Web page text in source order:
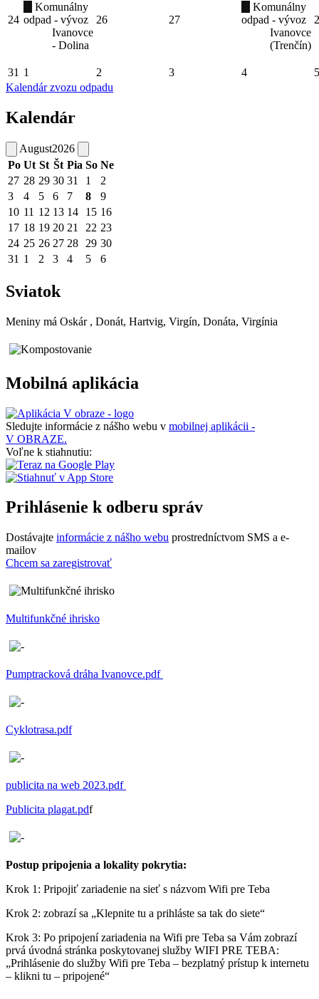
24
Komunálny
odpad - vývoz
Ivanovce
- Dolina
26 27
Komunálny
odpad - vývoz
Ivanovce
(Trenčín)
31 1 2 3 4
5
Kalendár zvozu odpadu
Kalendár
August2026
Po Ut St Št Pia So Ne
27 28 29 30 31 1
2
3
4 5 6 7 8
9
10 11 12 13 14 15 16
17 18 19 20 21 22 23
24 25 26 27 28 29 30
31 1 2 3 4 5 6
Sviatok
Meniny má Oskár , Donát, Hartvig, Virgín, Donáta, Virgínia
Mobilná aplikácia
Sledujte informácie z nášho webu v mobilnej aplikácii -
V OBRAZE.
Voľne k stiahnutiu:
Prihlásenie k odberu správ
Dostávajte informácie z nášho webu prostredníctvom SMS a e-
mailov
Chcem sa zaregistrovať
Multifunkčné ihrisko
Pumptracková dráha Ivanovce.pdf
Cyklotrasa.pdf
publicita na web 2023.pdf
Publicita plagat.pdf
Postup pripojenia a lokality pokrytia:
Krok 1: Pripojiť zariadenie na sieť s názvom Wifi pre Teba
Krok 2: zobrazí sa „Klepnite tu a prihláste sa tak do siete“
Krok 3: Po pripojení zariadenia na Wifi pre Teba sa Vám zobrazí
prvá úvodná stránka poskytovanej služby WIFI PRE TEBA:
„Prihlásenie do služby Wifi pre Teba – bezplatný prístup k internetu
– klikni tu – pripojené“